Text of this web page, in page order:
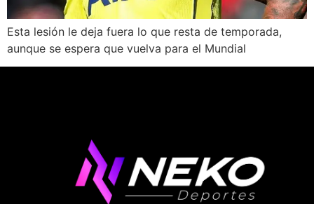
Esta lesión le deja fuera lo que resta de temporada,
aunque se espera que vuelva para el Mundial